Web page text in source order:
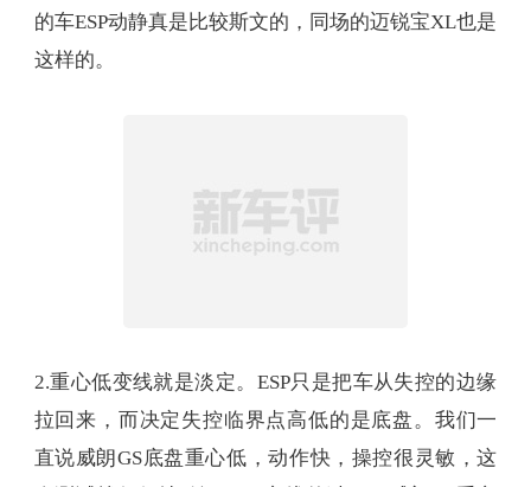
的车ESP动静真是比较斯文的，同场的迈锐宝XL也是
这样的。
2.重心低变线就是淡定。ESP只是把车从失控的边缘
拉回来，而决定失控临界点高低的是底盘。我们一
直说威朗GS底盘重心低，动作快，操控很灵敏，这